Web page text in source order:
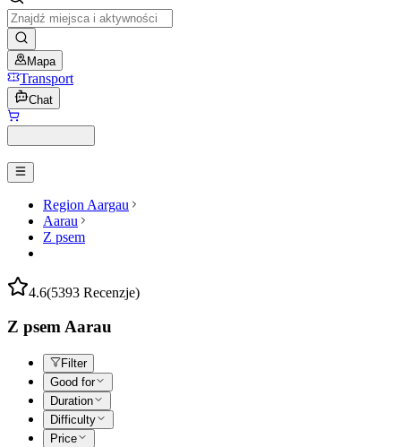
Mapa
Transport
Chat
Region Aargau
Aarau
Z psem
4.6(5393 Recenzje)
Z psem Aarau
Filter
Good for
Duration
Difficulty
Price